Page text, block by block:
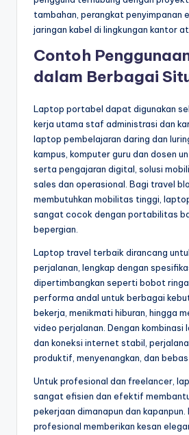
tambahan, perangkat penyimpanan
jaringan kabel di lingkungan kantor
Contoh
dalam Berbagai
Laptop portabel dapat digunakan
kerja utama staf administrasi dan
laptop pembelajaran daring dan
kampus, komputer guru dan dosen
serta pengajaran digital, solusi
sales dan operasional. Bagi travel
membutuhkan mobilitas tinggi,
sangat cocok dengan portabilitas
bepergian.
Laptop travel terbaik dirancang
perjalanan, lengkap dengan
dipertimbangkan seperti bobot
performa andal untuk berbagai
bekerja, menikmati hiburan, hingga
video perjalanan. Dengan
dan koneksi internet stabil,
produktif, menyenangkan, dan
Untuk profesional dan freelancer,
sangat efisien dan efektif
pekerjaan dimanapun dan kapanpun.
profesional memberikan kesan